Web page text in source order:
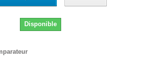
Disponible